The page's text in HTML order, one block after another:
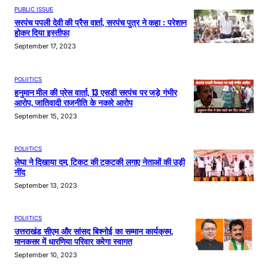
PUBLIC ISSUE
सरपंच पपली देवी की प्रैस वार्ता, सरपंच पुत्र ने कहा : परेशान
होकर दिया इस्तीफा
September 17, 2023
POLIITICS
हनुमान मील की प्रेस वार्ता, 13 एसडी सरपंच पर जड़े गंभीर
आरोप, जातिवादी राजनीति के नकारे आरोप
September 15, 2023
POLIITICS
लेघा ने दिखाया दम, टिकट की टकटकी लगाए नेताओं की उड़ी
नींद
September 13, 2023
POLIITICS
उत्तराखंड सीएम और सांसद बिश्नोई का सम्मान कार्यक्रम,
मानकसर में धारणिया परिवार करेगा स्वागत
September 10, 2023